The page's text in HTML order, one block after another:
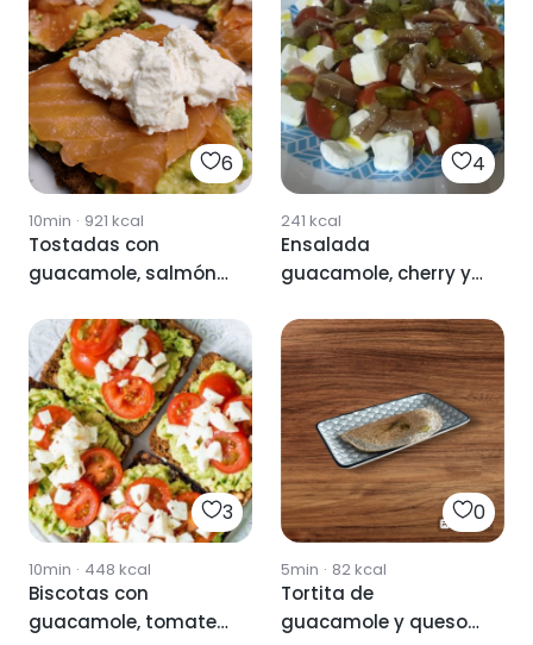
6
10min · 921 kcal
Tostadas con
guacamole, salmón
4
241 kcal
Ensalada
guacamole, cherry y
3
10min · 448 kcal
Biscotas con
guacamole, tomate
0
5min · 82kcal
Tortita de
guacamole y queso